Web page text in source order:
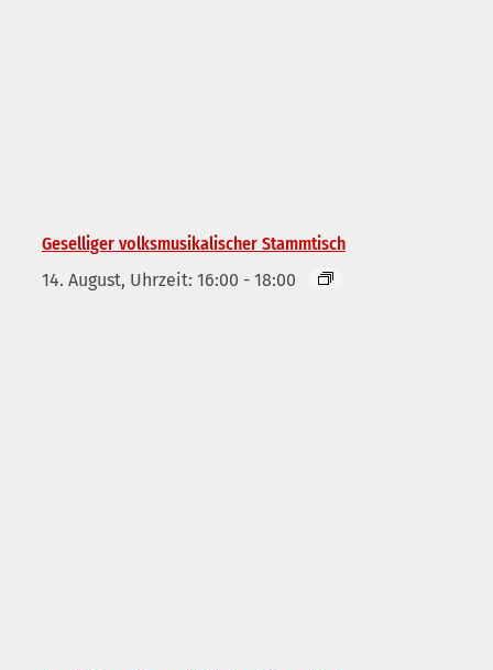
Geselliger volksmusikalischer Stammtisch
14. August, Uhrzeit: 16:00 - 18:00